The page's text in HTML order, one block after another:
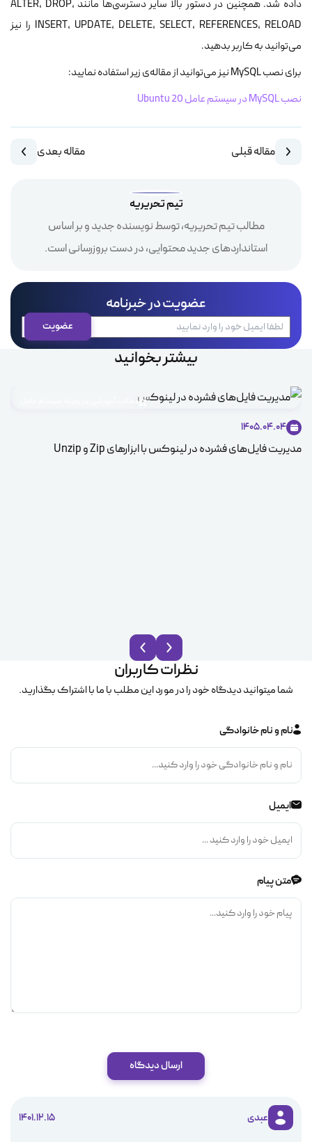
داده شد. همچنین در دستور بالا سایر دسترسی‌ها مانند ALTER, DROP,
INSERT, UPDATE, DELETE, SELECT, REFERENCES, RELOAD را نیز
می‌توانید به کاربر بدهید.
برای نصب MySQL نیز می‌توانید از مقاله‌ی زیر استفاده نمایید:
نصب MySQL در سیستم عامل Ubuntu 20
مقاله قبلی مقاله بعدی
تیم تحریریه
مطالب تیم تحریریه، توسط نویسنده جدید و بر اساس
استانداردهای جدید محتوایی، در دست بروزرسانی است.
عضویت در خبرنامه
بیشتر بخوانید
مطالب آموزشی در زمینه سیستم عامل
1405.04.04
مدیریت فایل‌های فشرده در لینوکس با ابزارهای Zip و Unzip
نظرات کاربران
شما میتوانید دیدگاه خود را در مورد این مطلب با ما با اشتراک بگذارید.
نام و نام خانوادگی
ایمیل
متن پیام
ارسال دیدگاه
عبدی 1401.12.15